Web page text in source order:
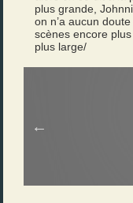
plus grande,
on n’a aucun
scènes encore
plus large/